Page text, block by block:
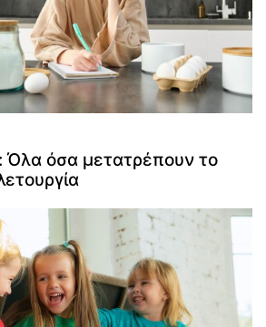
Όλα όσα μετατρέπουν το